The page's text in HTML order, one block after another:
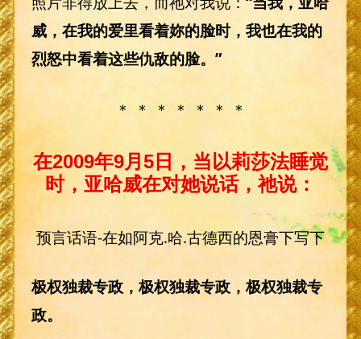
威，在我的爱里看着妳的脸时，我也在我的
烈怒中看着这些仇敌的脸。”
＊ ＊ ＊ ＊ ＊ ＊ ＊
在2009年9月5日，当以莉莎法睡觉
时，亚哈威在对她说话，祂说：
预言话语-在如阿克.哈.古德西的恩膏下写下
极权独裁专政，极权独裁专政，极权独裁专
政。